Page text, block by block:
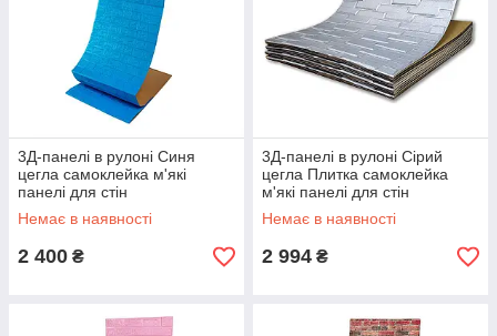
3Д-панелі в рулоні Синя
цегла самоклейка м'які
панелі для стін
700мм*20м*3мм R003-3-20
SW-00001734
Немає в наявності
2 400 ₴
3Д-панелі в рулоні Сірий
цегла Плитка самоклейка
м'які панелі для стін
700мм*19,6м*5мм R034-5-20
SW-00001365
Немає в наявності
2 994 ₴